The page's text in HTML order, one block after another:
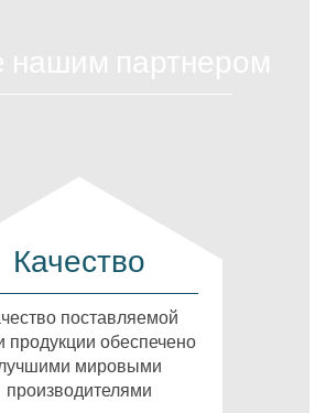
Качество
поставляемой
продукции обеспечено
мировыми
производителями